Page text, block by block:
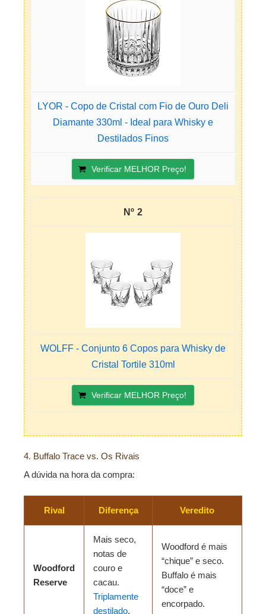
LYOR - Copo de Cristal com Fio de Ouro Deli
Diamante 330ml - Ideal para Whisky e
Destilados Finos
Verificar MELHOR Preço!
2
WOLFF - Conjunto 6 Copos para Whisky de
Cristal Tortile 310ml
Verificar MELHOR Preço!
4. Buffalo Trace vs. Os Rivais
A dúvida na hora da compra:
Rival Diferença Veredito
Woodford
Reserve
Mais seco,
notas de
couro e
cacau.
Triplamente
destilado.
Woodford é mais
“chique” e seco.
Buffalo é mais
“doce” e
encorpado.